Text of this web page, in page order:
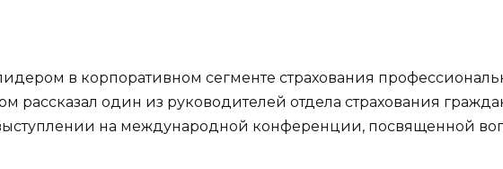
в корпоративном сегменте страхования
рассказал один из руководителей отдела страхования
на международной конференции, посвященной